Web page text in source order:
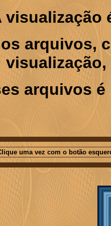
visualização
arquivos,
arquivos
uma vez com o botão